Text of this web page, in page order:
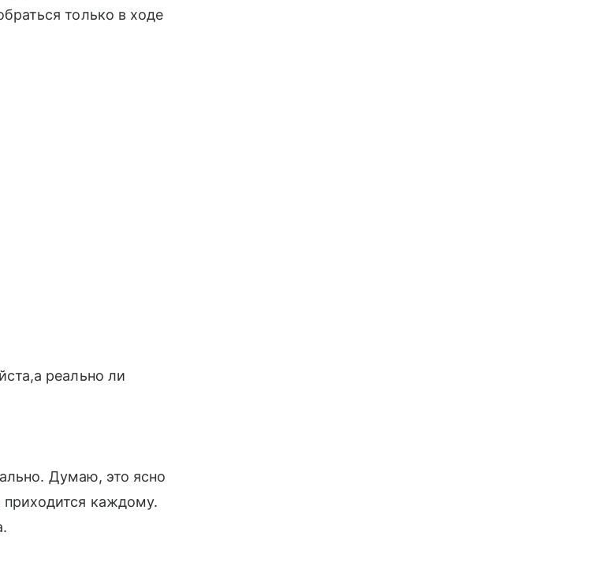
только в ходе
реально ли
Думаю, это ясно
каждому.